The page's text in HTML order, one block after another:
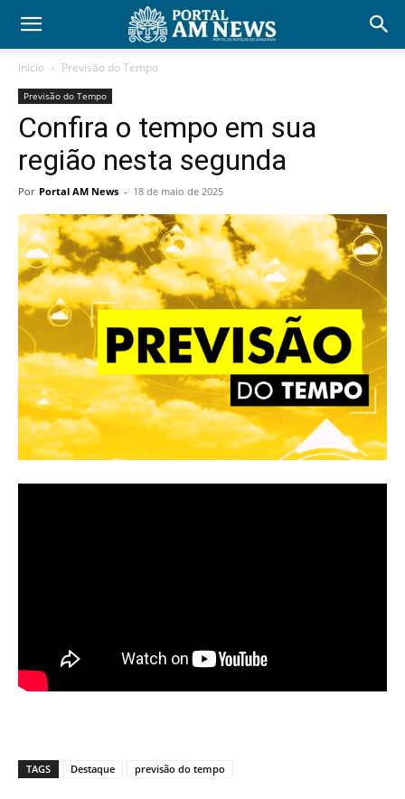
Início Previsão do Tempo
Previsão do Tempo
Confira o tempo em sua
região nesta segunda
Por Portal AM News - 18 de maio de 2025
TAGS Destaque previsão do tempo